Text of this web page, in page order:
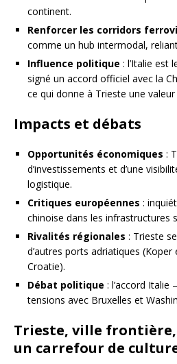
continent.
Renforcer les corridors
comme un hub intermodal,
Influence politique : l’Italie est
signé un accord officiel avec la
ce qui donne à Trieste une
Impacts et débats
Opportunités économiques :
d’investissements et d’une
logistique.
Critiques européennes :
chinoise dans les infrastructures
Rivalités régionales : Trieste
d’autres ports adriatiques (Koper
Croatie).
Débat politique : l’accord Italie
tensions avec Bruxelles et
Trieste, ville
un carrefour de